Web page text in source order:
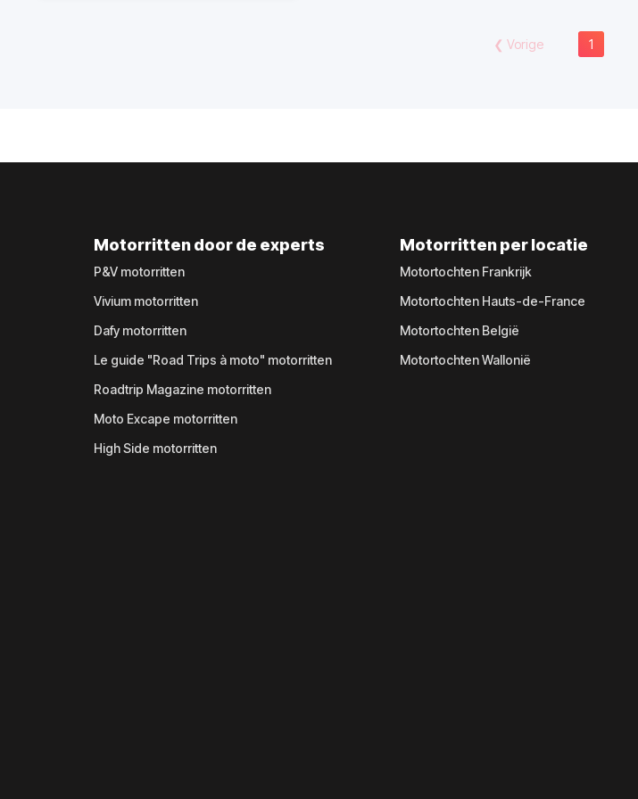
❮ Vorige 1
Motorritten door de experts
P&V motorritten
Vivium motorritten
Dafy motorritten
Le guide "Road Trips à moto" motorritten
Roadtrip Magazine motorritten
Moto Excape motorritten
High Side motorritten
Motorritten per locatie
Motortochten Frankrijk
Motortochten Hauts-de-France
Motortochten België
Motortochten Wallonië